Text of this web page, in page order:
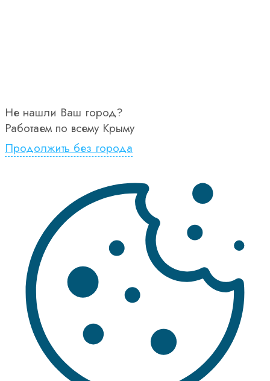
Не нашли Ваш город?
Работаем по всему Крыму
Продолжить без города